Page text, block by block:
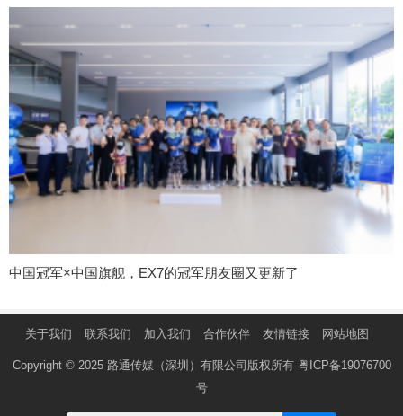
中国冠军×中国旗舰，EX7的冠军朋友圈又更新了
关于我们 联系我们 加入我们 合作伙伴 友情链接 网站地图
Copyright © 2025 路通传媒（深圳）有限公司版权所有 粤ICP备19076700
号